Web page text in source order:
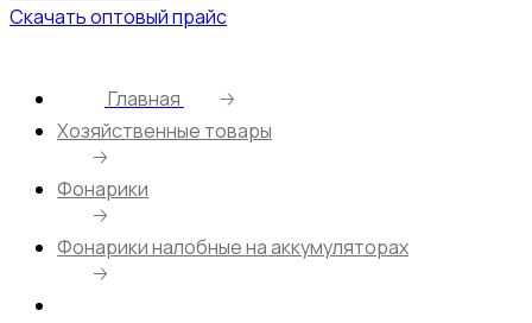
Скачать оптовый прайс
Главная
🡢
Хозяйственные товары
🡢
Фонарики
🡢
Фонарики налобные на аккумуляторах
🡢